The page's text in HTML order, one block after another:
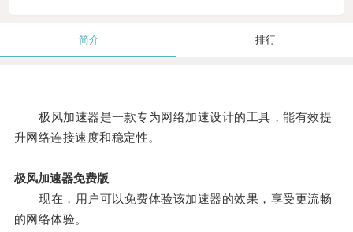
简介 排行
极风加速器是一款专为网络加速设计的工具，能有效提
升网络连接速度和稳定性。
极风加速器免费版
现在，用户可以免费体验该加速器的效果，享受更流畅
的网络体验。